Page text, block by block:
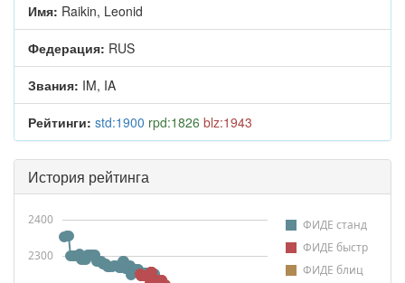
Имя: Raikin, Leonid
Федерация: RUS
Звания: IM, IA
Рейтинги: std:1900 rpd:1826 blz:1943
История рейтинга
ФИДЕ станд
ФИДЕ быстр
ФИДЕ блиц
2300
2400